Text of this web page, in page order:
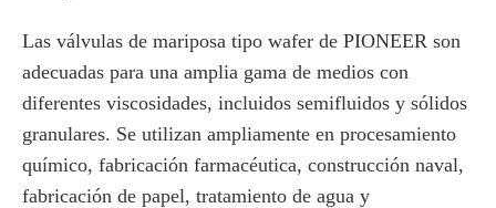
Las válvulas de mariposa tipo wafer de PIONEER son
adecuadas para una amplia gama de medios con
diferentes viscosidades, incluidos semifluidos y sólidos
granulares. Se utilizan ampliamente en procesamiento
químico, fabricación farmacéutica, construcción naval,
fabricación de papel, tratamiento de agua y